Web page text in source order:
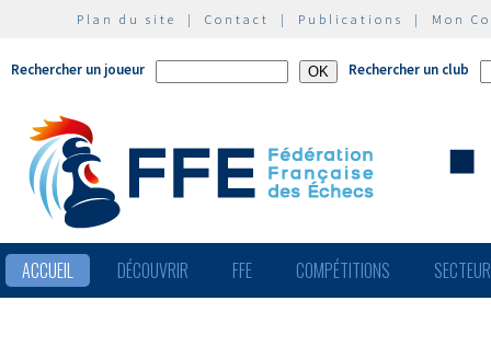
Plan du site | Contact | Publications | Mon
Rechercher un joueur Rechercher un club
ACCUEIL DÉCOUVRIR FFE COMPÉTITIONS